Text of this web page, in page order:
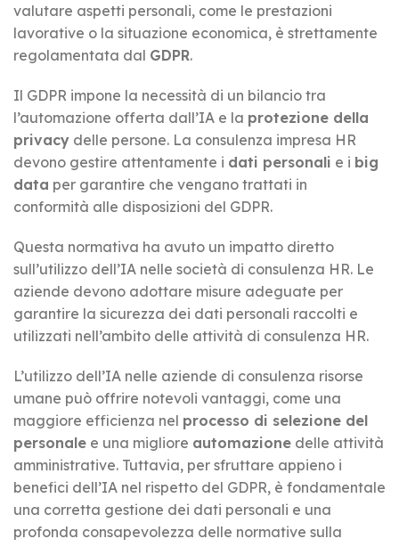
valutare aspetti personali, come le prestazioni
lavorative o la situazione economica, è strettamente
regolamentata dal GDPR.
Il GDPR impone la necessità di un bilancio tra
l’automazione offerta dall’IA e la protezione della
privacy delle persone. La consulenza impresa HR
devono gestire attentamente i dati personali e i big
data per garantire che vengano trattati in
conformità alle disposizioni del GDPR.
Questa normativa ha avuto un impatto diretto
sull’utilizzo dell’IA nelle società di consulenza HR. Le
aziende devono adottare misure adeguate per
garantire la sicurezza dei dati personali raccolti e
utilizzati nell’ambito delle attività di consulenza HR.
L’utilizzo dell’IA nelle aziende di consulenza risorse
umane può offrire notevoli vantaggi, come una
maggiore efficienza nel processo di selezione del
personale e una migliore automazione delle attività
amministrative. Tuttavia, per sfruttare appieno i
benefici dell’IA nel rispetto del GDPR, è fondamentale
una corretta gestione dei dati personali e una
profonda consapevolezza delle normative sulla